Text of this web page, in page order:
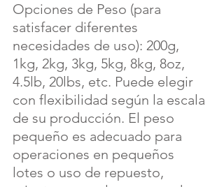
Opciones de Peso (para
satisfacer diferentes
necesidades de uso): 200g,
1kg, 2kg, 3kg, 5kg, 8kg, 8oz,
4.5lb, 20lbs, etc. Puede elegir
con flexibilidad según la escala
de su producción. El peso
pequeño es adecuado para
operaciones en pequeños
lotes o uso de repuesto,